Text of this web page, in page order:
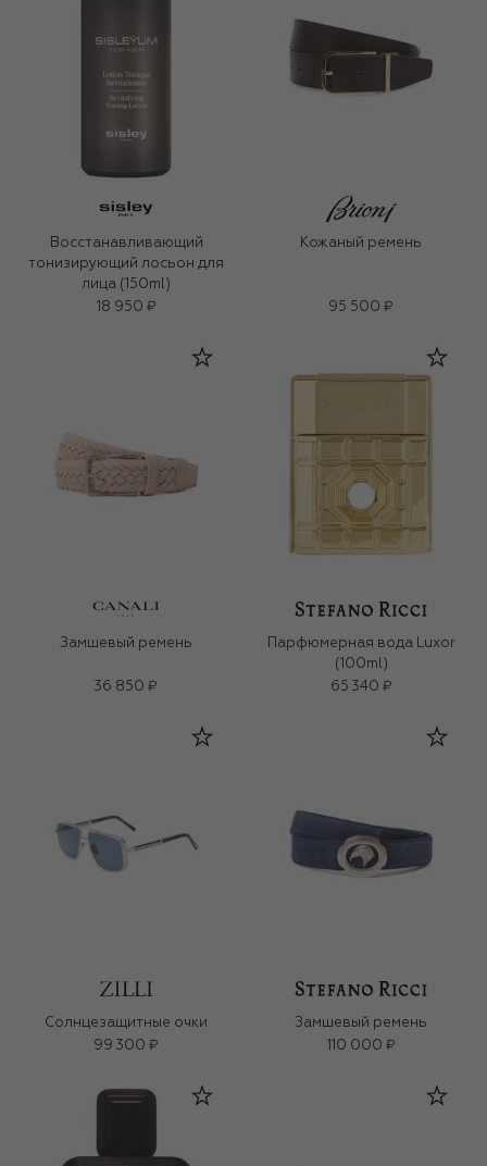
Восстанавливающий
тонизирующий лосьон для
лица (150ml)
18 950 ₽
Кожаный ремень
95 500 ₽
Замшевый ремень
36 850 ₽
Парфюмерная вода Luxor
(100ml)
65 340 ₽
Солнцезащитные очки
99 300 ₽
Замшевый ремень
110 000 ₽